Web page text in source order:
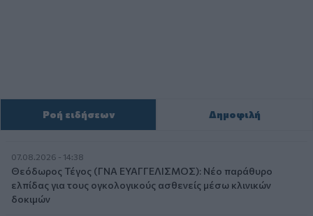
Ροή ειδήσεων Δημοφιλή
07.08.2026 - 14:38
Θεόδωρος Τέγος (ΓΝΑ ΕΥΑΓΓΕΛΙΣΜΟΣ): Νέο παράθυρο
ελπίδας για τους ογκολογικούς ασθενείς μέσω κλινικών
δοκιμών